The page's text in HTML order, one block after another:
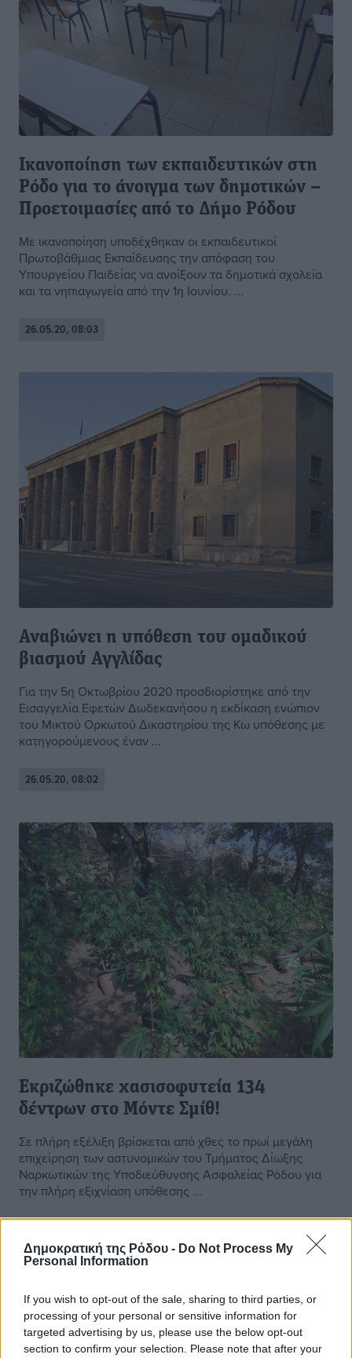
Δημοκρατική της Ρόδου - Do Not Process My
Personal Information
If you wish to opt-out of the sale, sharing to third parties, or
processing of your personal or sensitive information for
targeted advertising by us, please use the below opt-out
section to confirm your selection. Please note that after your
Ικανοποίηση των εκπαιδευτικών στη
Pόδο για το άνοιγμα των δημοτικών –
Προετοιμασίες από το Δήμο Pόδου
Με ικανοποίηση υποδέχθηκαν οι εκπαιδευτικοί
Πρωτοβάθμιας Εκπαίδευσης την απόφαση του
Υπουργείου Παιδείας να ανοίξουν τα δημοτικά σχολεία
και τα νηπιαγωγεία από την 1η Ιουνίου. ...
26.05.20, 08:03
Αναβιώνει η υπόθεση του ομαδικού
βιασμού Αγγλίδας
Για την 5η Οκτωβρίου 2020 προσδιορίστηκε από την
Εισαγγελία Εφετών Δωδεκανήσου η εκδίκαση ενώπιον
του Μικτού Ορκωτού Δικαστηρίου της Κω υπόθεσης με
κατηγορούμενους έναν ...
26.05.20, 08:02
Εκριζώθηκε χασισοφυτεία 134
δέντρων στο Μόντε Σμίθ!
Σε πλήρη εξέλιξη βρίσκεται από χθες το πρωί μεγάλη
επιχείρηση των αστυνομικών του Τμήματος Δίωξης
Ναρκωτικών της Υποδιεύθυνσης Ασφαλείας Ρόδου για
την πλήρη εξιχνίαση υπόθεσης ...